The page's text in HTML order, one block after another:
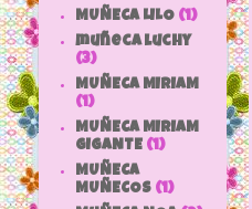
MUÑECA LILO (1)
muñeca luchy
(3)
MUÑECA MIRIAM
(1)
MUÑECA MIRIAM
GIGANTE (1)
MUÑECA
MUÑECOS (1)